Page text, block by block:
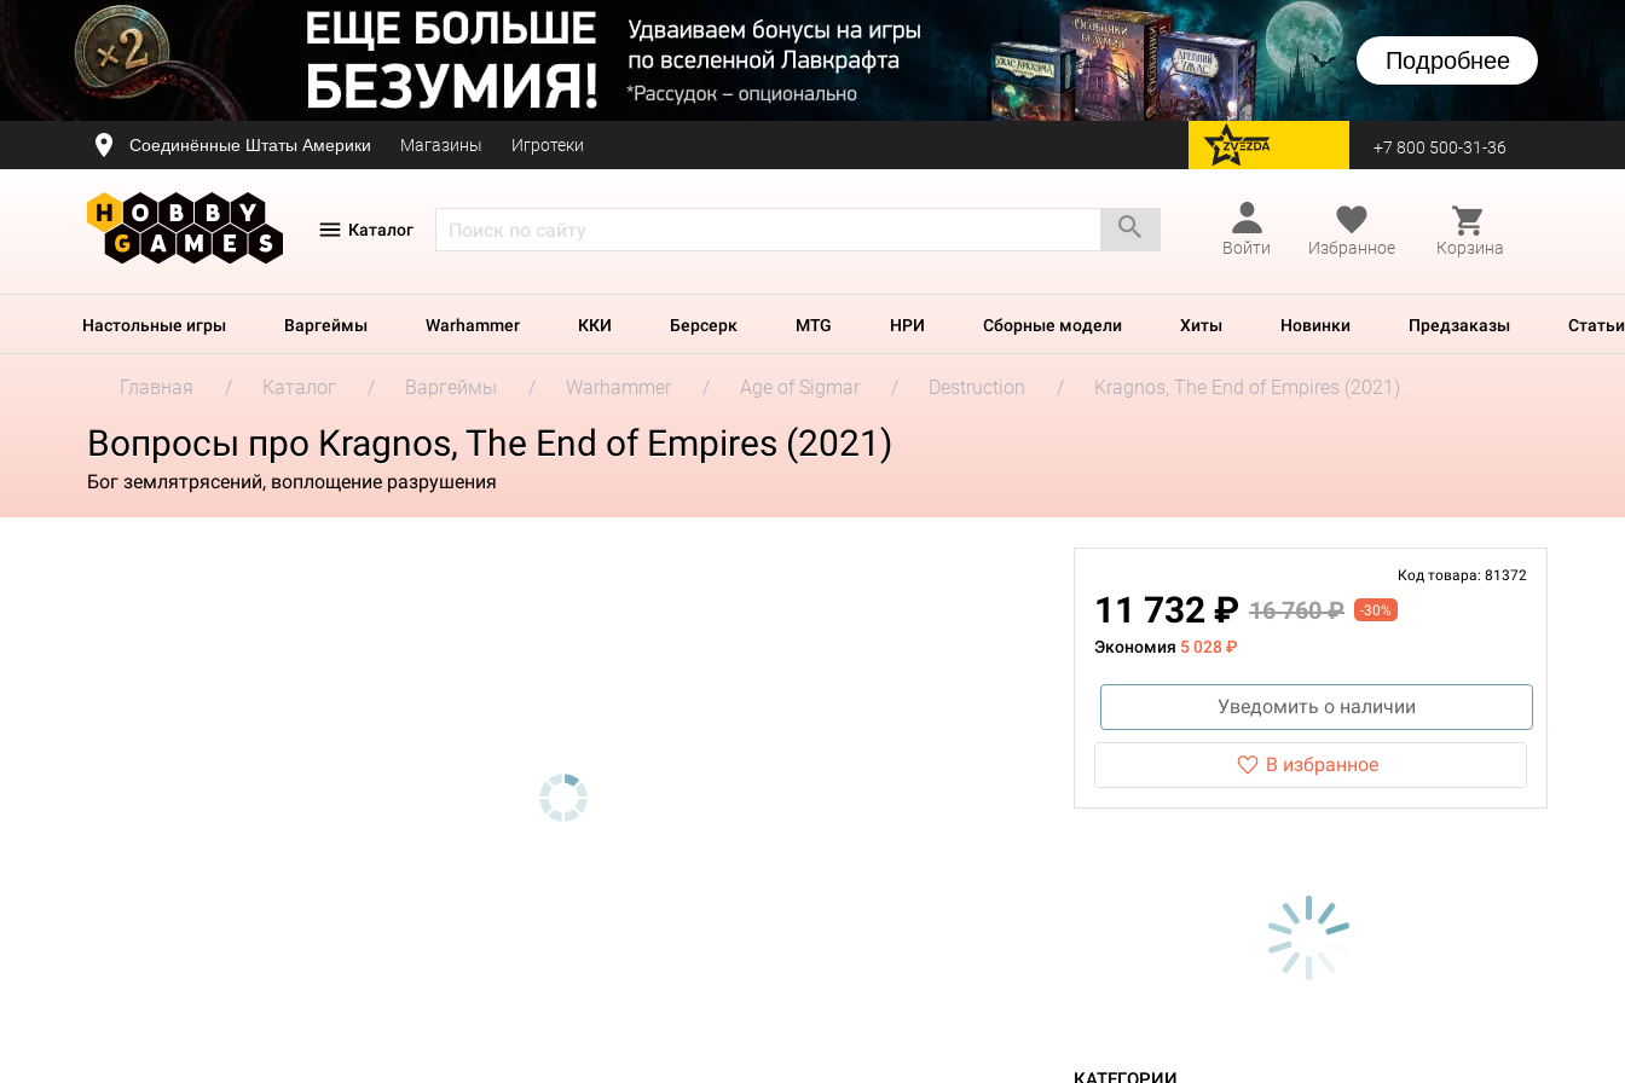
Подробнее
Соединённые Штаты Америки Магазины Игротеки перейти на Zvezda +7 800 500-31-36
Каталог
Войти
Избранное Корзина
Настольные игры Варгеймы Warhammer ККИ Берсерк MTG НРИ Сборные модели Хиты Новинки Предзаказы Статьи
Главная Каталог Варгеймы Warhammer Age of Sigmar Destruction Kragnos, The End of Empires (2021)
Вопросы про Kragnos, The End of Empires (2021)
Бог землятрясений, воплощение разрушения
Код товара: 81372
11 732 ₽ 16 760 ₽ -30%
Экономия 5 028 ₽
Уведомить о наличии
В избранное